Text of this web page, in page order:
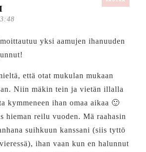
yksi aamujen ihanuuden
että otat mukulan mukaan
Niin mäkin tein ja vietän illalla
kymmeneen ihan omaa aikaa 🙂
hieman reilu vuoden. Mä raahasin
suihkuun kanssani (siis tyttö
ihan vaan kun en halunnut